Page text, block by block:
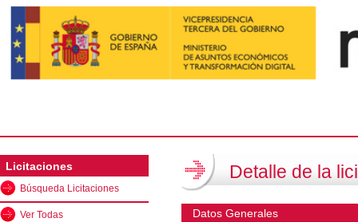
Licitaciones
Búsqueda Licitaciones
Ver Todas
Detalle de la
Datos Generales